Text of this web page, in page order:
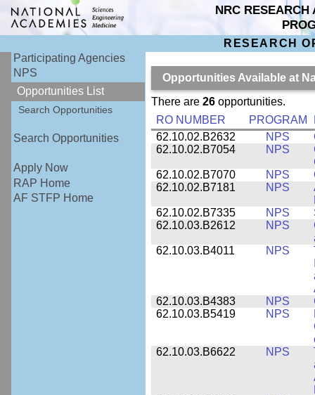
NRC RESEARCH
RESEARCH
Participating Agencies
NPS
Opportunities List
Search Opportunities
Search Opportunities
Apply Now
RAP Home
AF STFP Home
Opportunities Available at
There are 26opportunities.
RO NUMBER
PROGRAM
62.10.02.B2632
NPS
62.10.02.B7054
NPS
62.10.02.B7070
NPS
62.10.02.B7181
NPS
62.10.02.B7335
NPS
62.10.03.B2612
NPS
62.10.03.B4011
NPS
62.10.03.B4383
NPS
62.10.03.B5419
NPS
62.10.03.B6622
NPS